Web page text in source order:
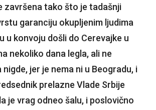
završena tako što je tadašnji
garanciju okupljenim ljudima
u konvoju došli do Cerevajke u
nekoliko dana legla, ali ne
jer je nema ni u Beogradu, i
prelazne Vlade Srbije
je vrag odneo šalu, i poslovično